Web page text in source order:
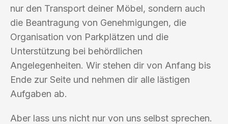
nur den Transport deiner Möbel, sondern auch
die Beantragung von Genehmigungen, die
Organisation von Parkplätzen und die
Unterstützung bei behördlichen
Angelegenheiten. Wir stehen dir von Anfang bis
Ende zur Seite und nehmen dir alle lästigen
Aufgaben ab.
Aber lass uns nicht nur von uns selbst sprechen.